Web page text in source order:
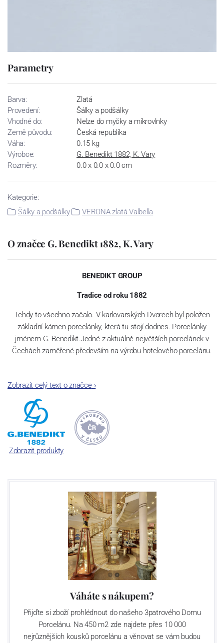
Parametry
Barva:
Zlatá
Provedení:
Šálky a podšálky
Vhodné do:
Nelze do myčky a mikrovlnky
Země původu:
Česká republika
Váha:
0.15 kg
Výrobce:
G. Benedikt 1882, K. Vary
Rozměry:
0.0 x 0.0 x 0.0 cm
Kategorie:
Šálky a podšálky
VERONA zlatá Valbella
O značce G. Benedikt 1882, K. Vary
BENEDIKT GROUP
Tradice od roku 1882
Tehdy to všechno začalo. V karlovarských Dvorech byl položen
základní kámen porcelánky, která tu stojí dodnes. Porcelánky
jménem G. Benedikt.Jedné z aktuálně největších porcelánek v
Čechách zaměřené především na výrobu hotelového porcelánu.
Jak čas plynul, našla porcelánka šikovné kolegy – spojence v
Rakousku a Švýcarsku. A tak dnes se značkami Lilien Austria a
Suisse Langenthal tvoříme společnost „G. Benedikt Group“. Ač z
různých zemí, všechny tři máme jedno společné: mimořádně
odolný porcelán, se kterým není třeba jednat v rukavičkách.
Zobrazit celý text o značce›
Zobrazit produkty
Váháte s nákupem?
Přijďte si zboží prohlédnout do našeho 3patrového Domu
Porcelánu. Na 450 m2 zde najdete přes 10 000
nejrůznějších kousků porcelánu a věnovat se vám budou